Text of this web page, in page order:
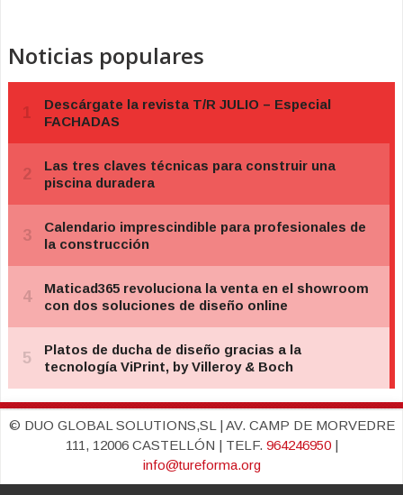
Noticias populares
© DUO GLOBAL SOLUTIONS,SL | AV. CAMP DE MORVEDRE
111, 12006 CASTELLÓN | TELF. 964246950|
info@tureforma.org